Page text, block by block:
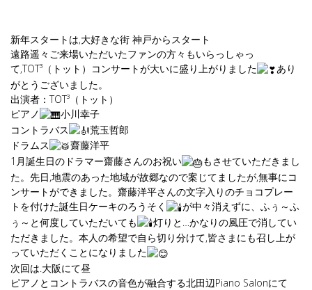
新年スタートは,大好きな街 神戸からスタート
遠路遥々ご来場いただいたファンの方々もいらっしゃっ
て,TOT³（トット）コンサートが大いに盛り上がりました
あり
がとうございました。
出演者：TOT³（トット）
ピアノ
小川幸子
コントラバス
荒玉哲郎
ドラムス
齋藤洋平
1月誕生日のドラマー齋藤さんのお祝い
もさせていただきまし
た。先日,地震のあった地域が故郷なので案じてましたが,無事にコ
ンサートができました。齋藤洋平さんの文字入りのチョコプレー
トを付けた誕生日ケーキのろうそく
が中々消えずに、ふぅ～ふ
ぅ～と何度していただいても
灯りと…かなりの風圧で消してい
ただきました。本人の希望で自ら切り分けて,皆さまにも召し上が
っていただくことになりました
次回は.大阪にて昼
ピアノとコントラバスの音色が融合する北田辺Piano Salonにて